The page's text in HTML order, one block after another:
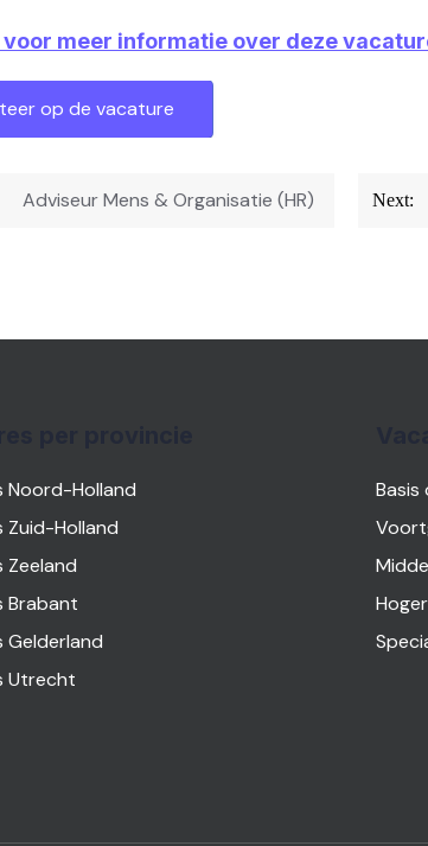
voor meer informatie over deze
Adviseur Mens & Organisatie (HR) Next:
Noord-Holland
Zuid-Holland
Zeeland
Brabant
Gelderland
Utrecht
Basis